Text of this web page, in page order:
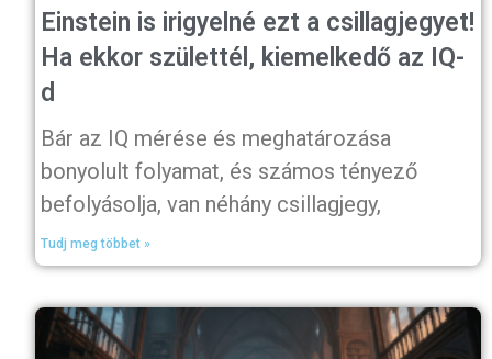
Einstein is irigyelné ezt a csillagjegyet!
Ha ekkor születtél, kiemelkedő az IQ-
d
Bár az IQ mérése és meghatározása
bonyolult folyamat, és számos tényező
befolyásolja, van néhány csillagjegy,
Tudj meg többet »